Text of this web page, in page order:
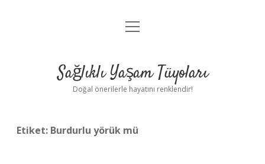
Anasayfa
Yasal Uyarı
menüyü
Sağlıklı Yaşam Tüyoları
Doğal önerilerle hayatını renklendir!
Etiket: Burdurlu yörük mü